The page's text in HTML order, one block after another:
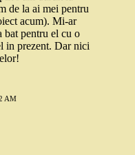
de la ai mei pentru
acum). Mi-ar
bat pentru el cu o
in prezent. Dar nici
AM